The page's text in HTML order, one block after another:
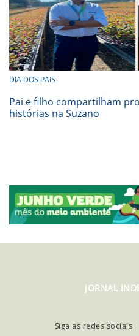
DIA DOS PAIS
Pai e filho compartilham
histórias na Suzano
JORNAL
Siga as redes sociais